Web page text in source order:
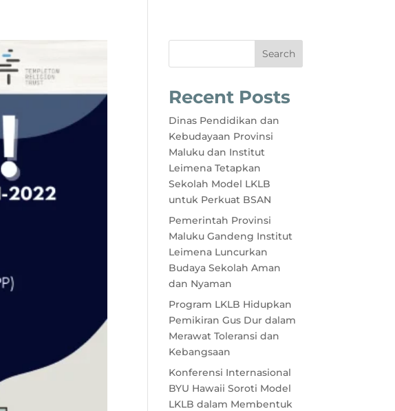
Search
Recent Posts
Dinas Pendidikan dan
Kebudayaan Provinsi
Maluku dan Institut
Leimena Tetapkan
Sekolah Model LKLB
untuk Perkuat BSAN
Pemerintah Provinsi
Maluku Gandeng Institut
Leimena Luncurkan
Budaya Sekolah Aman
dan Nyaman
Program LKLB Hidupkan
Pemikiran Gus Dur dalam
Merawat Toleransi dan
Kebangsaan
Konferensi Internasional
BYU Hawaii Soroti Model
LKLB dalam Membentuk